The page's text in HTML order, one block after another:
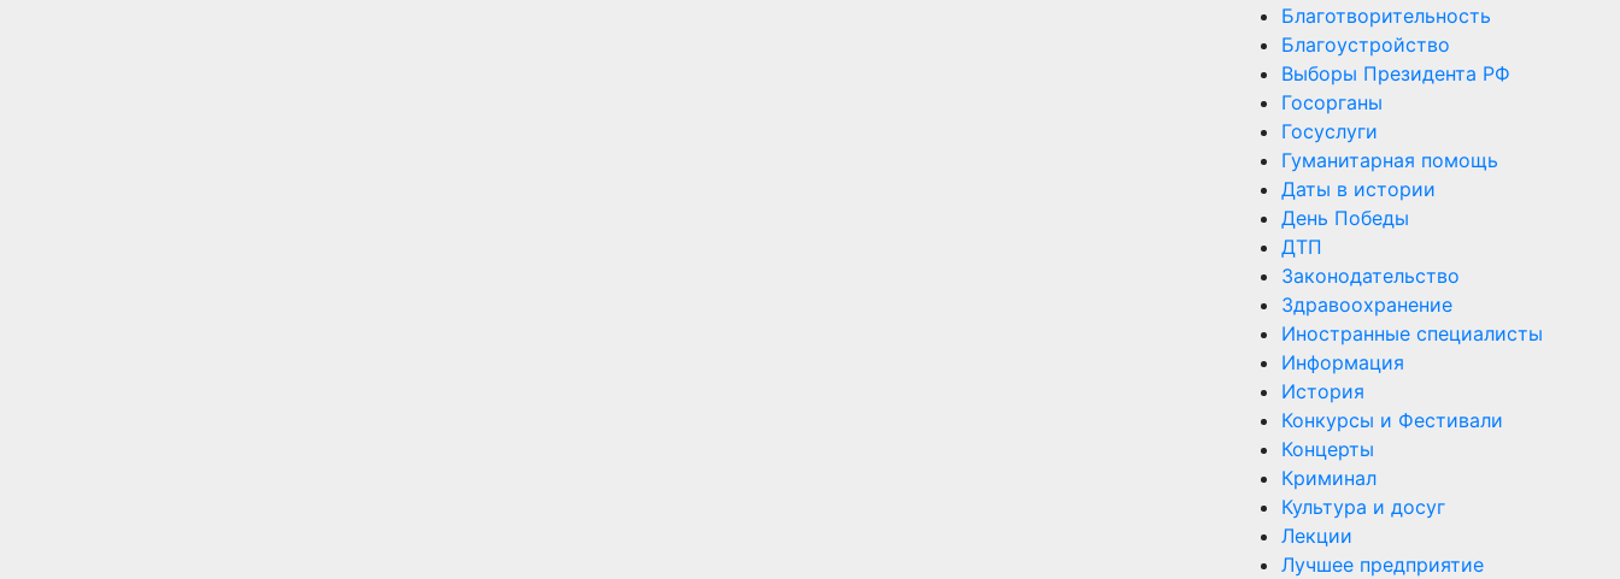
Благотворительность
Благоустройство
Выборы Президента РФ
Госорганы
Госуслуги
Гуманитарная помощь
Даты в истории
День Победы
ДТП
Законодательство
Здравоохранение
Иностранные специалисты
Информация
История
Конкурсы и Фестивали
Концерты
Криминал
Культура и досуг
Лекции
Лучшее предприятие